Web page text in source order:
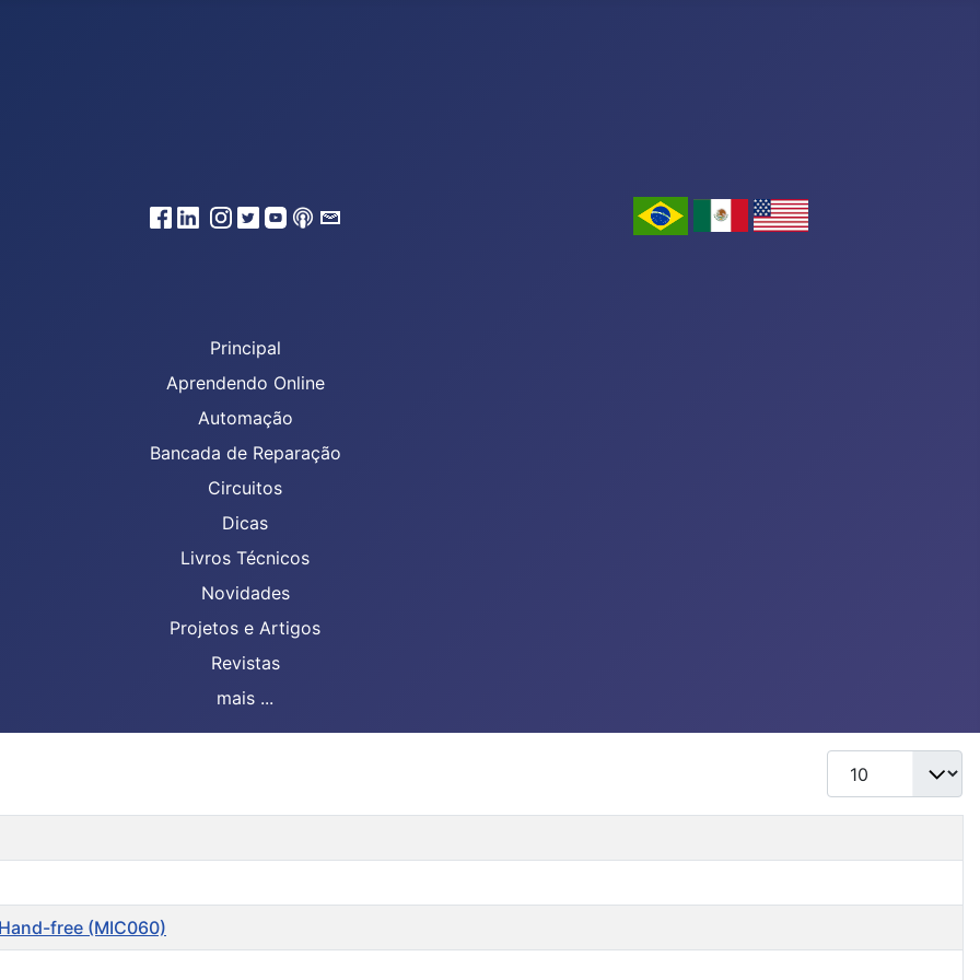
Principal
Aprendendo Online
Automação
Bancada de Reparação
Circuitos
Dicas
Livros Técnicos
Novidades
Projetos e Artigos
Revistas
mais ...
Mostrar #
free (MIC060)